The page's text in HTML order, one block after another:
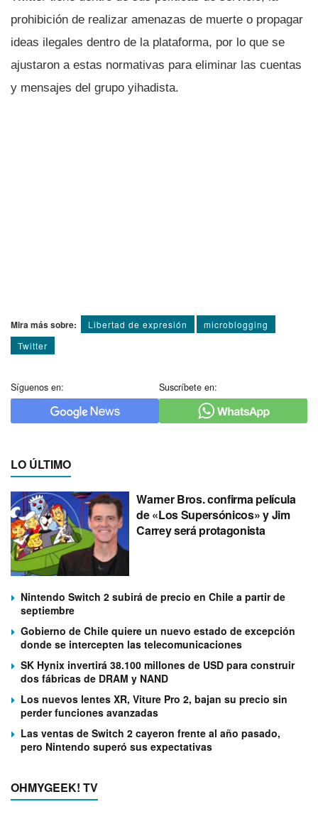
prohibición de realizar amenazas de muerte o propagar
ideas ilegales dentro de la plataforma, por lo que se
ajustaron a estas normativas para eliminar las cuentas
y mensajes del grupo yihadista.
Mira más sobre: Libertad de expresión
microblogging
Twitter
Síguenos en: Suscríbete en:
LO ÚLTIMO
Warner Bros. confirma película
de «Los Supersónicos» y Jim
Carrey será protagonista
Nintendo Switch 2 subirá de precio en Chile a partir de
septiembre
Gobierno de Chile quiere un nuevo estado de excepción
donde se intercepten las telecomunicaciones
SK Hynix invertirá 38.100 millones de USD para construir
dos fábricas de DRAM y NAND
Los nuevos lentes XR, Viture Pro 2, bajan su precio sin
perder funciones avanzadas
Las ventas de Switch 2 cayeron frente al año pasado,
pero Nintendo superó sus expectativas
OHMYGEEK! TV